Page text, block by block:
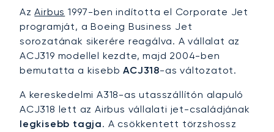
AzAirbus 1997-ben indította el Corporate Jet
programját, a Boeing Business Jet
sorozatának sikerére reagálva. A vállalat az
ACJ319 modellel kezdte, majd 2004-ben
bemutatta a kisebbACJ318-as változatot.
A kereskedelmi A318-as utasszállítón alapuló
ACJ318 lett az Airbus vállalati jet-családjának
legkisebb tagja. A csökkentett törzshossz